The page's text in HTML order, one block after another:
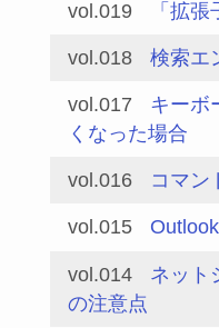
vol.019 「拡
vol.018 検索エ
vol.017
キーボ
くなった場合
vol.016 コマン
vol.015
vol.014
ネット
の注意点